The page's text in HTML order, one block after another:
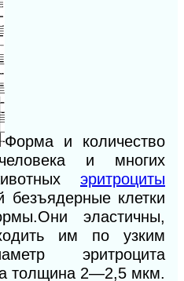
Форма и количество
и многих
эритроциты
безъядерные клетки
эластичны,
им по узким
эритроцита
толщина 2—2,5 мкм.